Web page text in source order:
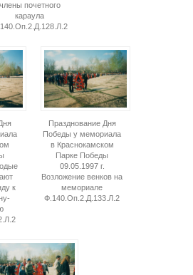
члены почетного
караула
к
Празднование Дня
Победы у мемориала
в Краснокамском
Парке Победы
09.05.1997 г.
Возложение венков на
мемориале
Ф.140.Оп.2.Д.133.Л.2